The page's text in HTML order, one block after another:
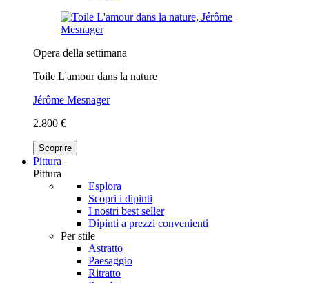
Opera della settimana
Toile L'amour dans la nature
Jérôme Mesnager
2.800 €
Scoprire
Pittura
Pittura
Esplora
Scopri i dipinti
I nostri best seller
Dipinti a prezzi convenienti
Per stile
Astratto
Paesaggio
Ritratto